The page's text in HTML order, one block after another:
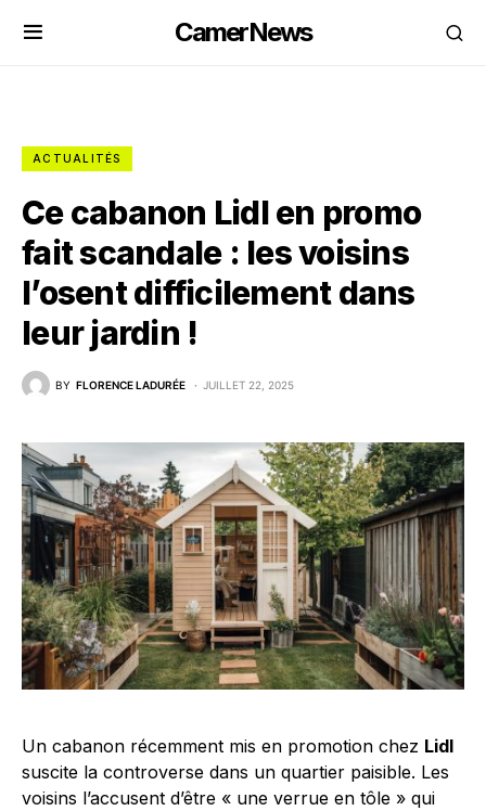
CamerNews
ACTUALITÉS
Ce cabanon Lidl en promo
fait scandale : les voisins
l’osent difficilement dans
leur jardin !
BY FLORENCE LADURÉE JUILLET 22, 2025
Un cabanon récemment mis en promotion chez Lidl
suscite la controverse dans un quartier paisible. Les
voisins l’accusent d’être « une verrue en tôle » qui